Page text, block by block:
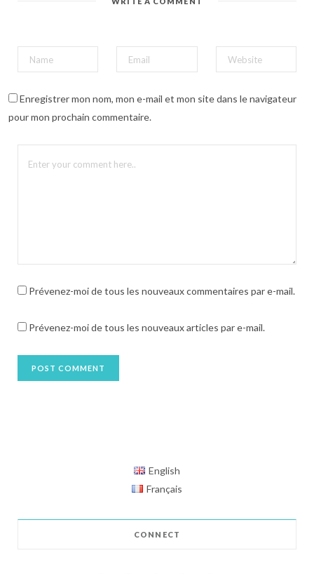
Enregistrer mon nom, mon e-mail et mon site dans le navigateur
pour mon prochain commentaire.
Prévenez-moi de tous les nouveaux commentaires par e-mail.
Prévenez-moi de tous les nouveaux articles par e-mail.
English
Français
CONNECT